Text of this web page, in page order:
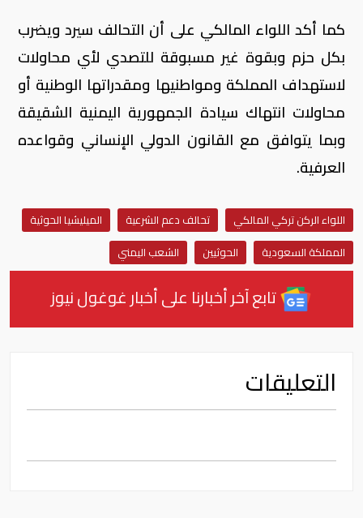
كما أكد اللواء المالكي على أن التحالف سيرد ويضرب
بكل حزم وبقوة غير مسبوقة للتصدي لأي محاولات
لاستهداف المملكة ومواطنيها ومقدراتها الوطنية أو
محاولات انتهاك سيادة الجمهورية اليمنية الشقيقة
وبما يتوافق مع القانون الدولي الإنساني وقواعده
العرفية.
اللواء الركن تركي المالكي تحالف دعم الشرعية
الميليشيا الحوثية
المملكة السعودية
الحوثيين الشعب اليمني
تابع آخر أخبارنا على أخبار غوغول نيوز
التعليقات